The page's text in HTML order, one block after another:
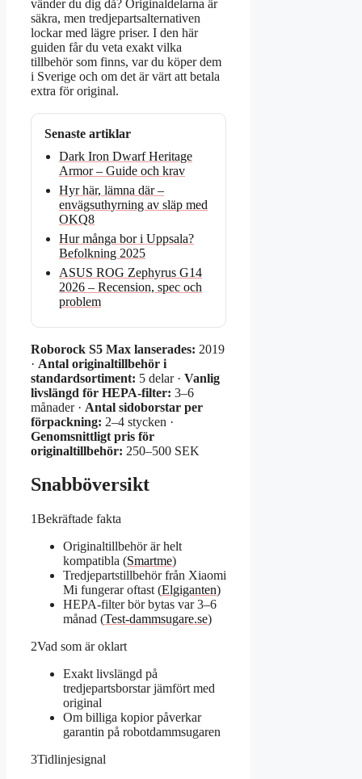
vänder du dig då? Originaldelarna är
säkra, men tredjepartsalternativen
lockar med lägre priser. I den här
guiden får du veta exakt vilka
tillbehör som finns, var du köper dem
i Sverige och om det är värt att betala
extra för original.
Senaste artiklar
Dark Iron Dwarf Heritage
Armor – Guide och krav
Hyr här, lämna där –
envägsuthyrning av släp med
OKQ8
Hur många bor i Uppsala?
Befolkning 2025
ASUS ROG Zephyrus G14
2026 – Recension, spec och
problem
Roborock S5 Max lanserades: 2019
· Antal originaltillbehör i
standardsortiment: 5 delar · Vanlig
livslängd för HEPA-filter: 3–6
månader · Antal sidoborstar per
förpackning: 2–4 stycken ·
Genomsnittligt pris för
originaltillbehör: 250–500 SEK
Snabböversikt
1Bekräftade fakta
Originaltillbehör är helt
kompatibla (Smartme)
Tredjepartstillbehör från Xiaomi
Mi fungerar oftast (Elgiganten)
HEPA-filter bör bytas var 3–6
månad (Test-dammsugare.se)
2Vad som är oklart
Exakt livslängd på
tredjepartsborstar jämfört med
original
Om billiga kopior påverkar
garantin på robotdammsugaren
3Tidlinjesignal